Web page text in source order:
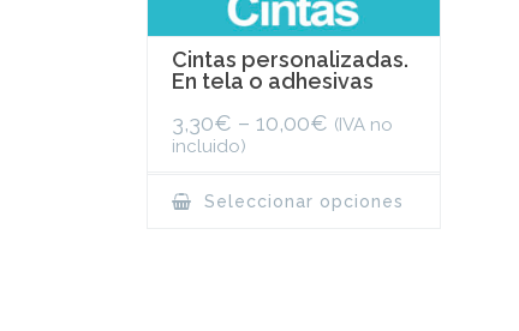
Cintas personalizadas.
En tela o adhesivas
3,30€ – 10,00€ (IVA no
incluido)
Seleccionar opciones